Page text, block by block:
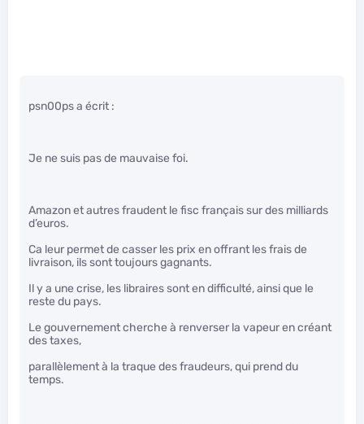
psn00ps a écrit :
Je ne suis pas de mauvaise foi.
Amazon et autres fraudent le fisc français sur des milliards
d’euros.
Ca leur permet de casser les prix en offrant les frais de
livraison, ils sont toujours gagnants.
Il y a une crise, les libraires sont en difficulté, ainsi que le
reste du pays.
Le gouvernement cherche à renverser la vapeur en créant
des taxes,
parallèlement à la traque des fraudeurs, qui prend du
temps.